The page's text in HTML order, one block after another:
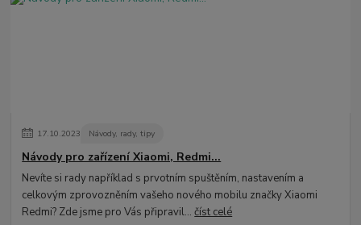
17.10.2023 Návody, rady, tipy
Návody pro zařízení Xiaomi, Redmi...
Nevíte si rady například s prvotním spuštěním, nastavením a
celkovým zprovozněním vašeho nového mobilu značky Xiaomi
Redmi? Zde jsme pro Vás připravil...číst celé